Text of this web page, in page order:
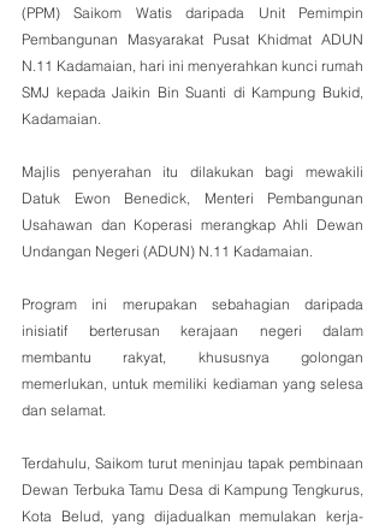
(PPM) Saikom Watis daripada Unit Pemimpin
Pembangunan Masyarakat Pusat Khidmat ADUN
N.11 Kadamaian, hari ini menyerahkan kunci rumah
SMJ kepada Jaikin Bin Suanti di Kampung Bukid,
Kadamaian.
Majlis penyerahan itu dilakukan bagi mewakili
Datuk Ewon Benedick, Menteri Pembangunan
Usahawan dan Koperasi merangkap Ahli Dewan
Undangan Negeri (ADUN) N.11 Kadamaian.
Program ini merupakan sebahagian daripada
inisiatif berterusan kerajaan negeri dalam
membantu rakyat, khususnya golongan
memerlukan, untuk memiliki kediaman yang selesa
dan selamat.
Terdahulu, Saikom turut meninjau tapak pembinaan
Dewan Terbuka Tamu Desa di Kampung Tengkurus,
Kota Belud, yang dijadualkan memulakan kerja-